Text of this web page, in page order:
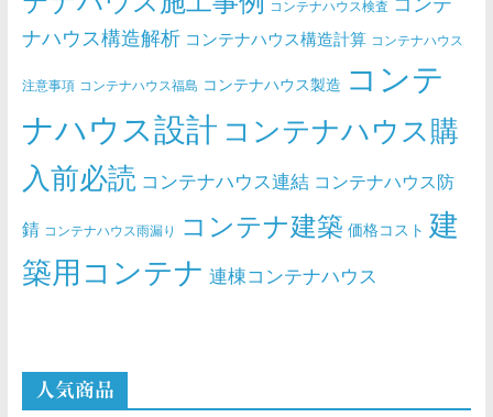
コンテナハウス検査
ナハウス構造解析 コンテナハウス構造計算 コンテナハウス
注意事項 コンテナハウス福島 コンテナハウス製造 コンテ
ナハウス設計 コンテナハウス購
入前必読 コンテナハウス連結 コンテナハウス防
錆 コンテナハウス雨漏り コンテナ建築 価格コスト 建
築用コンテナ 連棟コンテナハウス
人気商品